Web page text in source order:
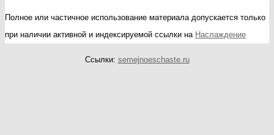
Полное или частичное использование материала допускается только
при наличии активной и индексируемой ссылки на Наслаждение
Ссылки: semejnoeschaste.ru